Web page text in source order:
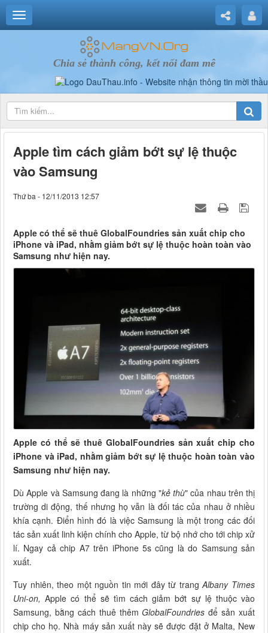
Chia sẻ thành công, kết nối đam mê
Apple tìm cách giảm bớt sự lệ thuộc
vào Samsung
Thứ ba - 12/11/2013 12:57
Apple có thể sẽ thuê GlobalFoundries sản xuất chip cho
iPhone và iPad, nhằm giảm bớt sự lệ thuộc hoàn toàn vào
Samsung như hiện nay.
Apple có thể sẽ thuê GlobalFoundries sản xuất chip cho
iPhone và iPad, nhằm giảm bớt sự lệ thuộc hoàn toàn vào
Samsung như hiện nay.
Dù Apple và Samsung đang là những "kẻ thù" của nhau trên thị
trường di động, thế nhưng họ vẫn là đối tác của nhau ở nhiều
khía cạnh. Điển hình đó là việc Samsung là một trong các đối
tác sản xuất linh kiện chính cho Apple, từ bộ nhớ cho tới chip xử
lí. Ngay cả chip A7 trên iPhone 5s cũng là do Samsung sản
xuất.
Tuy nhiên, theo một nguồn tin mới đây từ trangAlbany Times
Uni-on, Apple có thể sẽ tìm cách giảm bớt sự lệ thuộc vào
Samsung, bằng cách thuê thêmGlobalFoundries để sản xuất
chip cho họ. Nhà máy sản xuất này sẽ được đặt ở Malta, New